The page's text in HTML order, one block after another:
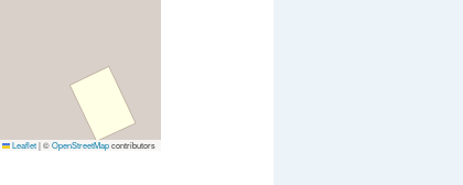
Leaflet|©OpenStreetMapcontributors